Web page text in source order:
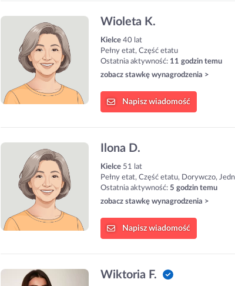
Wioleta K.
Kielce 40 lat
Pełny etat, Część etatu
Ostatnia aktywność: 11 godzin temu
zobacz stawkę wynagrodzenia >
Napisz wiadomość
Ilona D.
Kielce 51 lat
Pełny etat, Część etatu, Dorywczo,
Ostatnia aktywność: 5 godzin temu
zobacz stawkę wynagrodzenia >
Napisz wiadomość
Wiktoria F.